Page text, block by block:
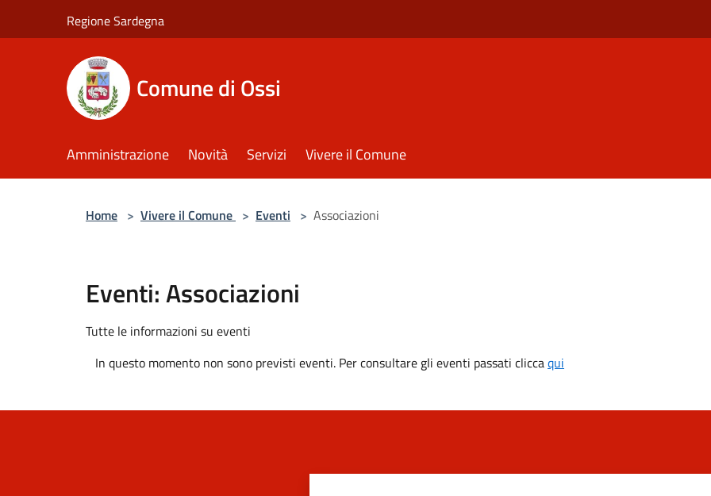
Regione Sardegna
Comune di Ossi
Amministrazione Novità Servizi Vivere il Comune
Home > Vivere il Comune > Eventi > Associazioni
Eventi: Associazioni
Tutte le informazioni su eventi
In questo momento non sono previsti eventi. Per consultare gli eventi passati cliccaqui